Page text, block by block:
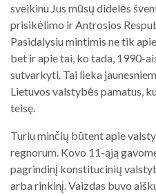
sveikinu Jus mūsų didelės
prisikėlimo ir Antrosios
Pasidalysiu mintimis ne tik
bet ir apie tai, ko tada, 1990-
sutvarkyti. Tai lieka
Lietuvos valstybės pamatus,
teisę.
Turiu minčių būtent apie
regnorum. Kovo 11-ąją
pagrindinį konstitucinių
arba rinkinį. Vaizdas buvo